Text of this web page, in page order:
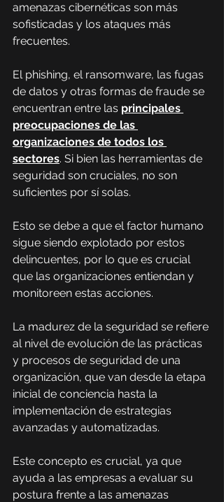
amenazas cibernéticas son más
sofisticadas y los ataques más
frecuentes.
El phishing, el ransomware, las fugas
de datos y otras formas de fraude se
encuentran entre las principales
preocupaciones de las
organizaciones de todos los
sectores. Si bien las herramientas de
seguridad son cruciales, no son
suficientes por sí solas.
Esto se debe a que el factor humano
sigue siendo explotado por estos
delincuentes, por lo que es crucial
que las organizaciones entiendan y
monitoreen estas acciones.
La madurez de la seguridad se refiere
al nivel de evolución de las prácticas
y procesos de seguridad de una
organización, que van desde la etapa
inicial de conciencia hasta la
implementación de estrategias
avanzadas y automatizadas.
Este concepto es crucial, ya que
ayuda a las empresas a evaluar su
postura frente a las amenazas